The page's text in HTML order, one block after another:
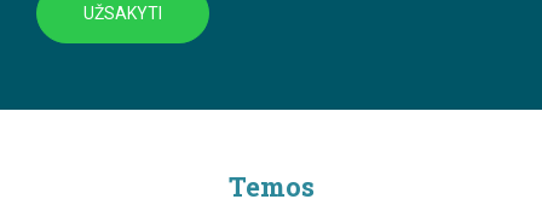
UŽSAKYTI
Temos